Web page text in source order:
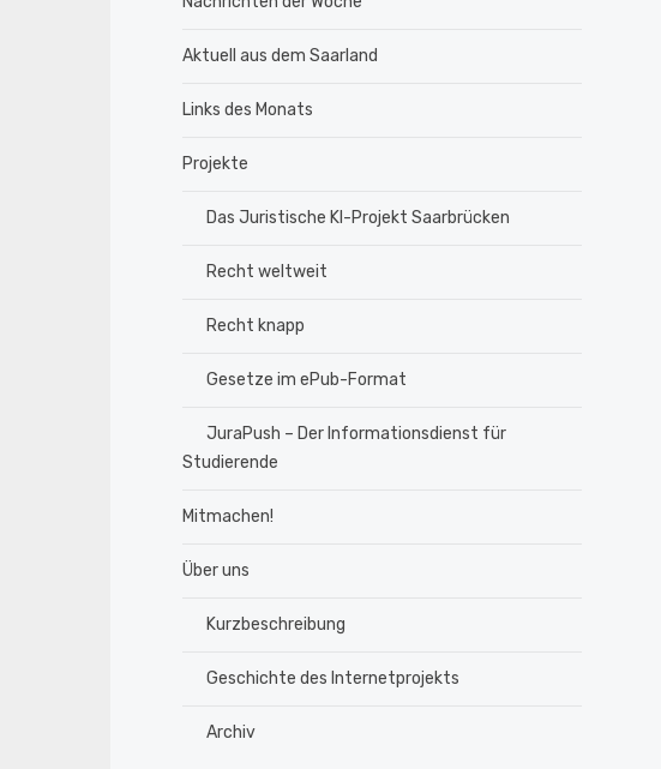
Aktuell aus dem Saarland
Links des Monats
Projekte
Das Juristische KI-Projekt Saarbrücken
Recht weltweit
Recht knapp
Gesetze im ePub-Format
JuraPush – Der Informationsdienst für
Studierende
Mitmachen!
Über uns
Kurzbeschreibung
Geschichte des Internetprojekts
Archiv